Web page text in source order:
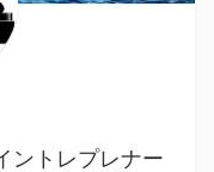
ントレプレナー